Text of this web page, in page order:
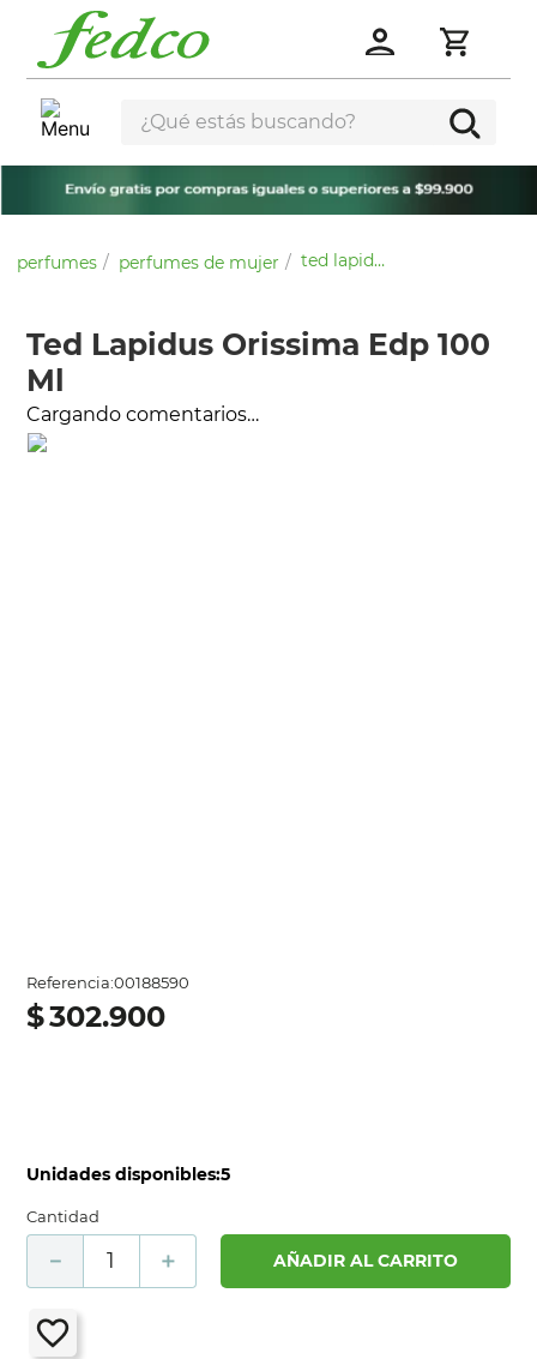
¿Qué estás buscando?
perfumes perfumes de mujer ted lapidus orissima edp 100 ml
Ted Lapidus Orissima Edp 100
Ml
Cargando comentarios…
Referencia:00188590
$302.900
Unidades disponibles:5
Cantidad
＋
－ AÑADIR AL CARRITO